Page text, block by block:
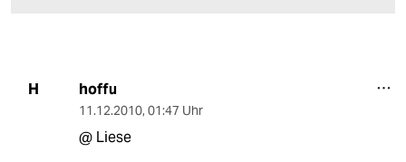
H hoffu
11.12.2010, 01:47 Uhr
@ Liese